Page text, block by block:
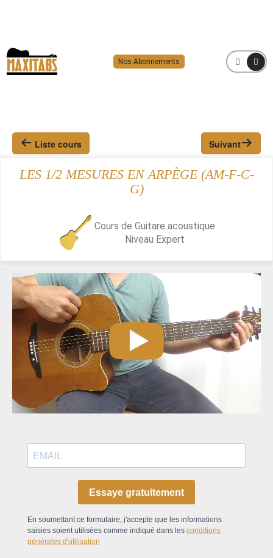
Nos Abonnements MENU
Liste cours Suivant
LES 1/2 MESURES EN ARPÈGE (AM-F-C-
G)
Cours de Guitare acoustique
Niveau Expert
Essaye gratuitement
En soumettant ce formulaire, j'accepte que les informations
saisies soient utilisées comme indiqué dans les conditions
générales d'utilisation